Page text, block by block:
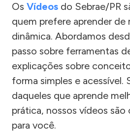
Os Vídeos do Sebrae/PR
quem prefere aprender de
dinâmica. Abordamos
passo sobre ferramentas
explicações sobre
forma simples e acessível.
daqueles que aprende
prática, nossos vídeos são
para você.